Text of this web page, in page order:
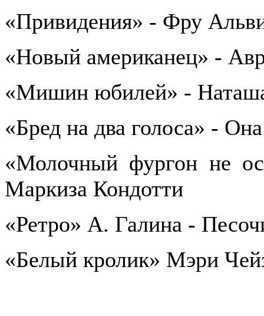
«Привидения» - Фру
«Новый американец» -
«Мишин юбилей» -
«Бред на два голоса» - Она
«Молочный фургон не
Маркиза Кондотти
«Ретро» А. Галина -
«Белый кролик» Мэри